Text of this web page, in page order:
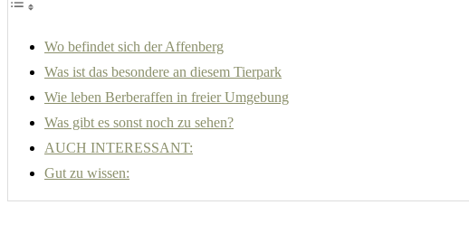
Wo befindet sich der Affenberg
Was ist das besondere an diesem Tierpark
Wie leben Berberaffen in freier Umgebung
Was gibt es sonst noch zu sehen?
AUCH INTERESSANT:
Gut zu wissen: